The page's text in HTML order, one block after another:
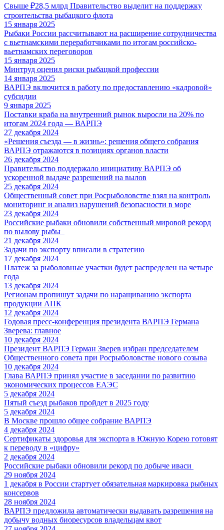
Свыше ₽28,5 млрд Правительство выделит на поддержку
строительства рыбацкого флота
15 января 2025
Рыбаки России рассчитывают на расширение сотрудничества
с вьетнамскими переработчиками по итогам российско-
вьетнамских переговоров
15 января 2025
Минтруд оценил риски рыбацкой профессии
14 января 2025
ВАРПЭ включится в работу по предоставлению «кадровой»
субсидии
9 января 2025
Поставки краба на внутренний рынок выросли на 20% по
итогам 2024 года — ВАРПЭ
27 декабря 2024
«Решения съезда — в жизнь»: решения общего собрания
ВАРПЭ отражаются в позициях органов власти
26 декабря 2024
Правительство поддержало инициативу ВАРПЭ об
ускоренной выдаче разрешений на вылов
25 декабря 2024
Общественный совет при Росрыболовстве взял на контроль
мониторинг и анализ нарушений безопасности в море
23 декабря 2024
Российские рыбаки обновили собственный мировой рекорд
по вылову рыбы
21 декабря 2024
Задачи по экспорту вписали в стратегию
17 декабря 2024
Платеж за рыболовные участки будет распределен на четыре
года
13 декабря 2024
Регионам пропишут задачи по наращиванию экспорта
продукции АПК
12 декабря 2024
Годовая пресс-конференция президента ВАРПЭ Германа
Зверева: главное
10 декабря 2024
Президент ВАРПЭ Герман Зверев избран председателем
Общественного совета при Росрыболовстве нового созыва
10 декабря 2024
Глава ВАРПЭ принял участие в заседании по развитию
экономических процессов ЕАЭС
5 декабря 2024
Пятый съезд рыбаков пройдет в 2025 году
5 декабря 2024
В Москве прошло общее собрание ВАРПЭ
4 декабря 2024
Cертификаты здоровья для экспорта в Южную Корею готовят
к переводу в «цифру»
2 декабря 2024
Российские рыбаки обновили рекорд по добыче иваси
29 ноября 2024
1 декабря в России стартует обязательная маркировка рыбных
консервов
28 ноября 2024
ВАРПЭ предложила автоматически выдавать разрешения на
добычу водных биоресурсов владельцам квот